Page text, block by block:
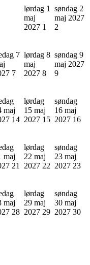
lørdag 1
maj
2027 1
søndag 2
maj 2027
2
7
7
lørdag 8
maj
2027 8
søndag 9
maj 2027
9
maj
14
lørdag
15 maj
2027 15
søndag
16 maj
2027 16
maj
21
lørdag
22 maj
2027 22
søndag
23 maj
2027 23
maj
28
lørdag
29 maj
2027 29
søndag
30 maj
2027 30